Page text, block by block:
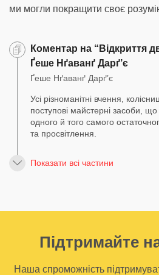
ми могли покращити своє
Коментар на “Відкриття
Ґеше Нґаванґ Дарґ’є
Ґеше Нґаванґ Дарґ’є
Усі різноманітні вчення,
поступові майстерні засоби, що
одного й того самого
та просвітлення.
Показати всі частини
Підтримайте
Наша спроможність